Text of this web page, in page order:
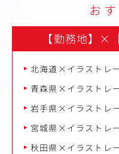
お
【勤務地】 ×
北海道×イラストレ
青森県×イラストレ
岩手県×イラストレ
宮城県×イラストレ
秋田県×イラストレ